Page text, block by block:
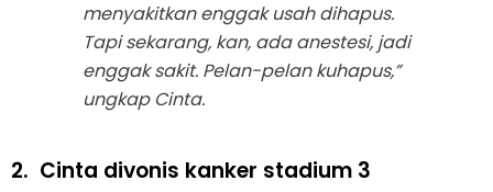
menyakitkan enggak usah dihapus.
Tapi sekarang, kan, ada anestesi, jadi
enggak sakit. Pelan-pelan kuhapus,”
ungkap Cinta.
2. Cinta divonis kanker stadium 3